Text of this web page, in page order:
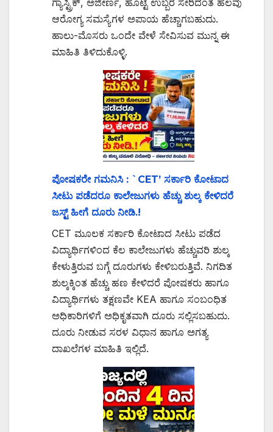
ಗ್ಯಾಸ್ಟ್ರಿಕ್, ಅಜೀರ್ಣ, ಹೊಟ್ಟೆ ಉಬ್ಬರ ಸೇರಿದಂತೆ ಹಲವು
ಆರೋಗ್ಯ ಸಮಸ್ಯೆಗಳ ಅಪಾಯ ಹೆಚ್ಚಾಗಬಹುದು.
ಹಾಲು-ಮೊಸರು ಒಂದೇ ವೇಳೆ ಸೇವಿಸುವ ಮುನ್ನ ಈ
ಮಾಹಿತಿ ತಿಳಿದುಕೊಳ್ಳಿ.
ಪೋಷಕರೇ ಗಮನಿಸಿ : `CET’ ಸರ್ಕಾರಿ ಕೋಟಾದ
ಸೀಟು ಪಡೆದರೂ ಕಾಲೇಜುಗಳು ಹೆಚ್ಚು ಶುಲ್ಕ ಕೇಳಿದರೆ
ಜಸ್ಟ್ ಹೀಗೆ ದೂರು ನೀಡಿ.!
CET ಮೂಲಕ ಸರ್ಕಾರಿ ಕೋಟಾದ ಸೀಟು ಪಡೆದ
ವಿದ್ಯಾರ್ಥಿಗಳಿಂದ ಕೆಲ ಕಾಲೇಜುಗಳು ಹೆಚ್ಚುವರಿ ಶುಲ್ಕ
ಕೇಳುತ್ತಿರುವ ಬಗ್ಗೆ ದೂರುಗಳು ಕೇಳಿಬರುತ್ತಿವೆ. ನಿಗದಿತ
ಶುಲ್ಕಕ್ಕಿಂತ ಹೆಚ್ಚು ಹಣ ಕೇಳಿದರೆ ಪೋಷಕರು ಹಾಗೂ
ವಿದ್ಯಾರ್ಥಿಗಳು ತಕ್ಷಣವೇ KEA ಹಾಗೂ ಸಂಬಂಧಿತ
ಅಧಿಕಾರಿಗಳಿಗೆ ಅಧಿಕೃತವಾಗಿ ದೂರು ಸಲ್ಲಿಸಬಹುದು.
ದೂರು ನೀಡುವ ಸರಳ ವಿಧಾನ ಹಾಗೂ ಅಗತ್ಯ
ದಾಖಲೆಗಳ ಮಾಹಿತಿ ಇಲ್ಲಿದೆ.